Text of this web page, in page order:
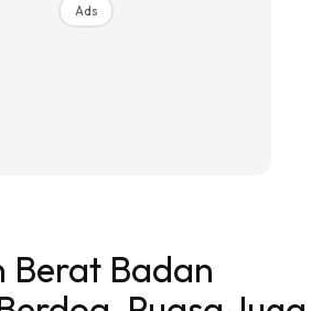
Ads
Berat Badan